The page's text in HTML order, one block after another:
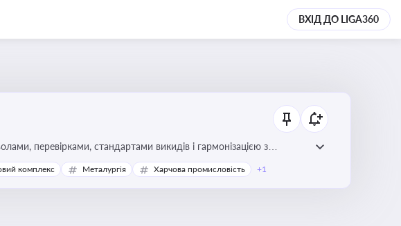
ВХІД ДО LIGA360
перевірками, стандартами викидів і гармонізацією з
комплекс Металургія Харчова промисловість +1